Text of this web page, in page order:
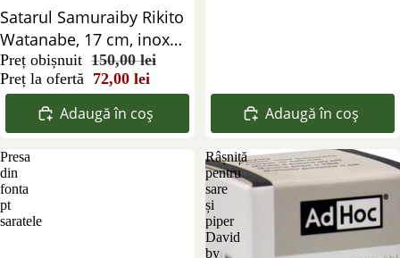
Reducere 52%
Satarul Samuraiby Rikito
Watanabe, 17 cm, inox
hammer
Preț obișnuit 150,00 lei
Preț la ofertă 72,00 lei
Adaugă în coș Adaugă în coș
Presa
din
fonta
pt
saratele
Râșniță
pentru
sare
și
piper
David
by